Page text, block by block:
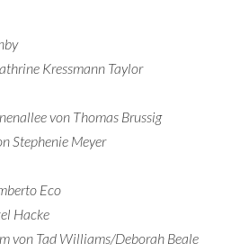
Kressmann Taylor
von Thomas Brussig
Stephenie Meyer
Eco
Hacke
von Tad Williams/Deborah Beale